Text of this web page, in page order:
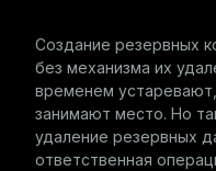
Создание резервных
без механизма их
временем
занимают место. Но
удаление резервных
ответственная